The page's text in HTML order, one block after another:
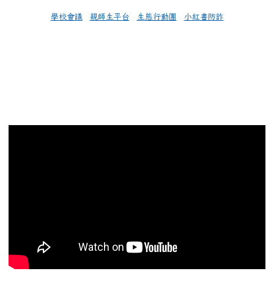
學校會議 親師生平台 生態行動團 小紅書防詐